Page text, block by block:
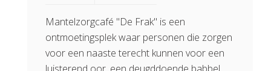
Mantelzorgcafé "De Frak" is een
ontmoetingsplek waar personen die zorgen
voor een naaste terecht kunnen voor een